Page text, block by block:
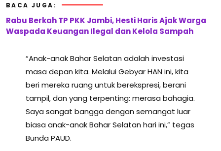
BACA JUGA:
Rabu Berkah TP PKK Jambi, Hesti Haris Ajak Warga
Waspada Keuangan Ilegal dan Kelola Sampah
“Anak-anak Bahar Selatan adalah investasi
masa depan kita. Melalui Gebyar HAN ini, kita
beri mereka ruang untuk berekspresi, berani
tampil, dan yang terpenting: merasa bahagia.
Saya sangat bangga dengan semangat luar
biasa anak-anak Bahar Selatan hari ini,” tegas
Bunda PAUD.